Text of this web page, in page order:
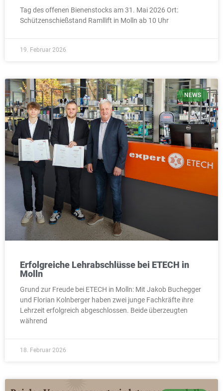
Tag des offenen Bienenstocks am 31. Mai 2026 Ort:
Schützenschießstand Ramllift in Molln ab 10 Uhr
19. Februar 2026
NEWS
Erfolgreiche Lehrabschlüsse bei ETECH in
Molln
Grund zur Freude bei ETECH in Molln: Mit Jakob Buchegger
und Florian Kolnberger haben zwei junge Fachkräfte ihre
Lehrzeit erfolgreich abgeschlossen. Beide überzeugten
während
18. Februar 2026